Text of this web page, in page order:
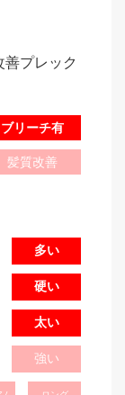
プレック
ブリーチ有
髪質改善
多い
硬い
太い
強い